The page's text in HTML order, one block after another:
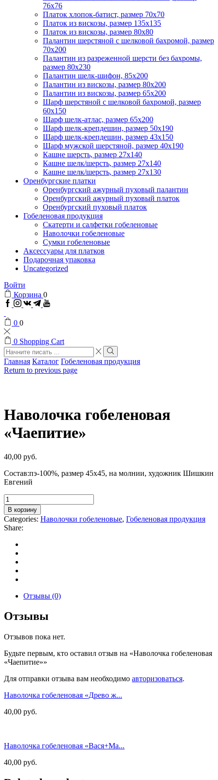
76х76
Платок хлопок-батист, размер 70х70
Платок из вискозы, размер 135х135
Платок из вискозы, размер 80х80
Палантин шерстяной с шелковой бахромой, размер
70x200
Палантин из разреженной шерсти без бахромы,
размер 80х230
Палантин шелк-шифон, 85х200
Палантин из вискозы, размер 80х200
Палантин из вискозы, размер 65х200
Шарф шерстяной с шелковой бахромой, размер
60x150
Шарф шелк-атлас, размер 65х200
Шарф шелк-крепдешин, размер 50x190
Шарф шелк-крепдешин, размер 43х150
Шарф мужской шерстяной, размер 40х190
Кашне шерсть, размер 27х140
Кашне шелк/шерсть, размер 27х140
Кашне шелк/шерсть, размер 27х130
Оренбургские платки
Оренбургский ажурный пуховый палантин
Оренбургский ажурный пуховый платок
Оренбургский пуховый платок
Гобеленовая продукция
Скатерти и салфетки гобеленовые
Наволочки гобеленовые
Сумки гобеленовые
Аксессуары для платков
Подарочная упаковка
Uncategorized
Войти
Корзина 0
Facebook
Instagram
VKTelegram
Youtube
0 0
0 Shopping Cart
Search
input
Search
Главная Каталог Гобеленовая продукция
Return to previous page
Наволочка гобеленовая
«Чаепитие»
40,00 руб.
Состав:пэ-100%, размер 45х45, на молнии, художник Шишкин
Евгений
Количество
товара
Наволочка
гобеленовая
«Чаепитие»
В корзину
Categories: Наволочки гобеленовые, Гобеленовая продукция
Share:
Отзывы (0)
Отзывы
Отзывов пока нет.
Будьте первым, кто оставил отзыв на «Наволочка гобеленовая
«Чаепитие»»
Для отправки отзыва вам необходимо авторизоваться.
Наволочка гобеленовая «Древо ж...
40,00 руб.
Наволочка гобеленовая «Вася+Ма...
40,00 руб.